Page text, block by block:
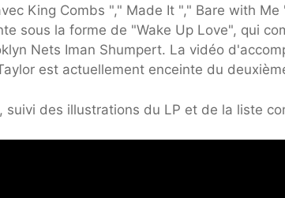
King Combs "," Made It "," Bare with
sous la forme de "Wake Up Love", qui
Nets Iman Shumpert. La vidéo
est actuellement enceinte du
suivi des illustrations du LP et de la liste